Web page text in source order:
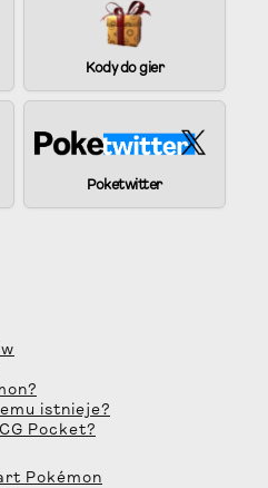
Kody do gier
Poketwitter
istnieje?
Pocket?
Pokémon